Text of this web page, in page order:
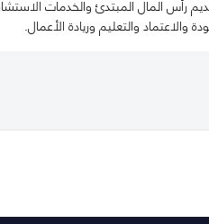
المال المبتدئ والخدمات
والاعتماد والتعليم وريادة الأعمال.